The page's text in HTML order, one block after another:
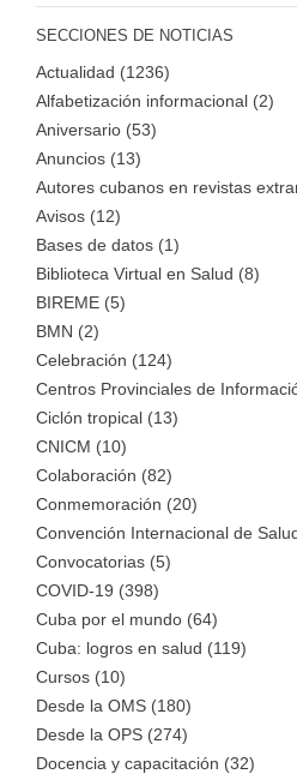
SECCIONES DE NOTICIAS
Actualidad (1236)
Alfabetización informacional (2)
Aniversario (53)
Anuncios (13)
Autores cubanos en revistas
Avisos (12)
Bases de datos (1)
Biblioteca Virtual en Salud (8)
BIREME (5)
BMN (2)
Celebración (124)
Centros Provinciales de
Ciclón tropical (13)
CNICM (10)
Colaboración (82)
Conmemoración (20)
Convención Internacional de
Convocatorias (5)
COVID-19 (398)
Cuba por el mundo (64)
Cuba: logros en salud (119)
Cursos (10)
Desde la OMS (180)
Desde la OPS (274)
Docencia y capacitación (32)